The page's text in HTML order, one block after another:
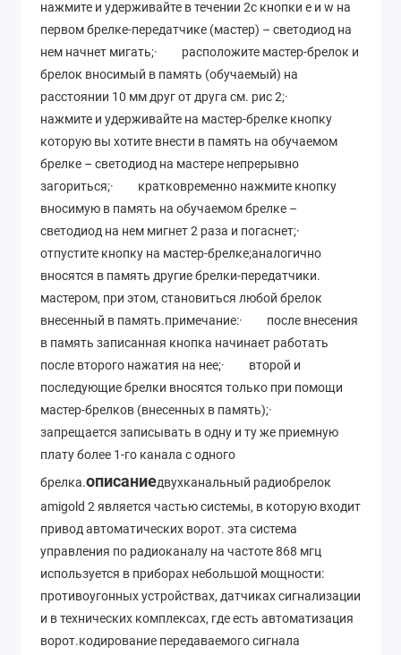
нажмите и удерживайте в течении 2с кнопки e и w на
первом брелке-передатчике (мастер) – светодиод на
нем начнет мигать;· расположите мастер-брелок и
брелок вносимый в память (обучаемый) на
расстоянии 10 мм друг от друга см. рис 2;·
нажмите и удерживайте на мастер-брелке кнопку
которую вы хотите внести в память на обучаемом
брелке – светодиод на мастере непрерывно
загориться;· кратковременно нажмите кнопку
вносимую в память на обучаемом брелке –
светодиод на нем мигнет 2 раза и погаснет;·
отпустите кнопку на мастер-брелке;аналогично
вносятся в память другие брелки-передатчики.
мастером, при этом, становиться любой брелок
внесенный в память.примечание:· после внесения
в память записанная кнопка начинает работать
после второго нажатия на нее;· второй и
последующие брелки вносятся только при помощи
мастер-брелков (внесенных в память);·
запрещается записывать в одну и ту же приемную
плату более 1-го канала с одного
брелка.описаниедвухканальный радиобрелок
amigold 2 является частью системы, в которую входит
привод автоматических ворот. эта система
управления по радиоканалу на частоте 868 мгц
используется в приборах небольшой мощности:
противоугонных устройствах, датчиках сигнализации
и в технических комплексах, где есть автоматизация
ворот.кодирование передаваемого сигнала